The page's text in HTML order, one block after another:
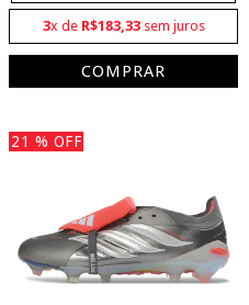
3x de R$183,33sem juros
COMPRAR
21 % OFF